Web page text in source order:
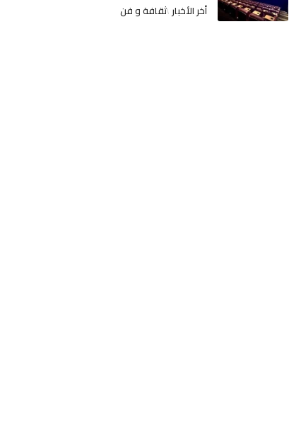
أخر الأخبار ثقافة و فن